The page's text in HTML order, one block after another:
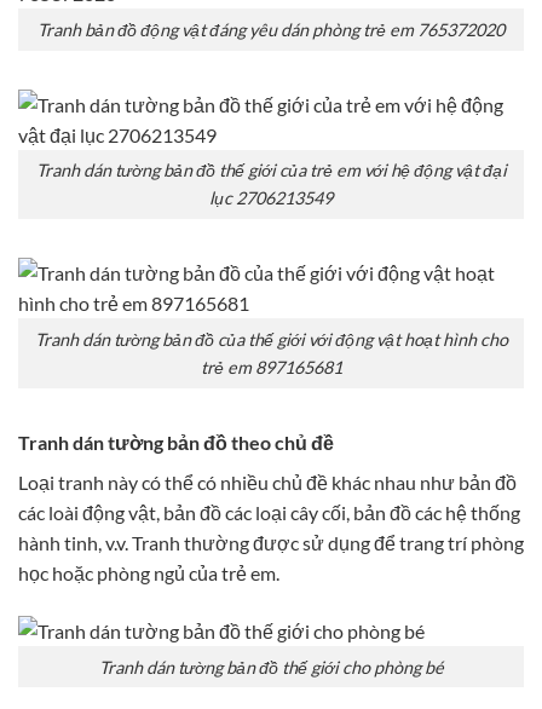
Tranh bản đồ động vật đáng yêu dán phòng trẻ em 765372020
Tranh dán tường bản đồ thế giới của trẻ em với hệ động vật đại
lục 2706213549
Tranh dán tường bản đồ của thế giới với động vật hoạt hình cho
trẻ em 897165681
Tranh dán tường bản đồ theo chủ đề
Loại tranh này có thể có nhiều chủ đề khác nhau như bản đồ
các loài động vật, bản đồ các loại cây cối, bản đồ các hệ thống
hành tinh, v.v. Tranh thường được sử dụng để trang trí phòng
học hoặc phòng ngủ của trẻ em.
Tranh dán tường bản đồ thế giới cho phòng bé